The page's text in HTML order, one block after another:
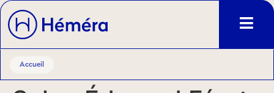
Accueil